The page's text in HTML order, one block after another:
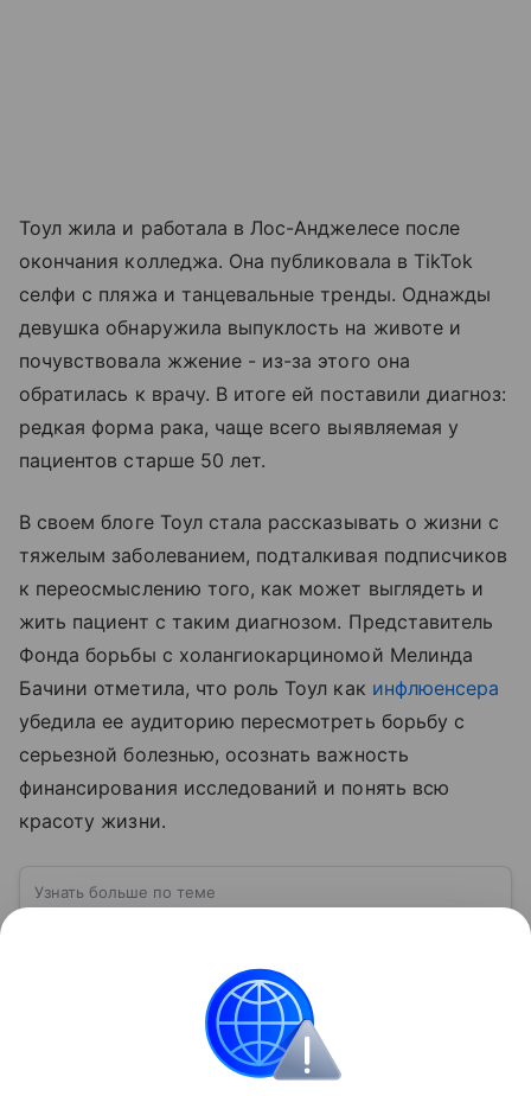
Тоул жила и работала в Лос-Анджелесе после
окончания колледжа. Она публиковала в TikTok
селфи с пляжа и танцевальные тренды. Однажды
девушка обнаружила выпуклость на животе и
почувствовала жжение - из-за этого она
обратилась к врачу. В итоге ей поставили диагноз:
редкая форма рака, чаще всего выявляемая у
пациентов старше 50 лет.
В своем блоге Тоул стала рассказывать о жизни с
тяжелым заболеванием, подталкивая подписчиков
к переосмыслению того, как может выглядеть и
жить пациент с таким диагнозом. Представитель
Фонда борьбы с холангиокарциномой Мелинда
Бачини отметила, что роль Тоул как инфлюенсера
убедила ее аудиторию пересмотреть борьбу с
серьезной болезнью, осознать важность
финансирования исследований и понять всю
красоту жизни.
Узнать больше по теме
Сегодня инфлюенсер — не просто блогер, а
ключевая фигура в маркетинге, бизнесе и даже
общественной жизни.